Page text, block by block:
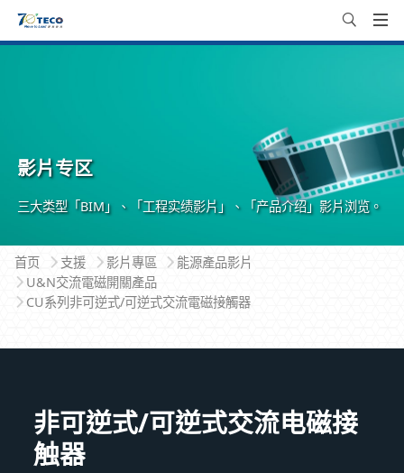
影片专区
三大类型「BIM」、「工程实绩影片」、「产品介绍」影片浏览。
首页 支援 影片專區
能源產品影片
U&N交流電磁開關產品
CU系列非可逆式/可逆式交流電磁接觸器
非可逆式/可逆式交流电磁接
触器